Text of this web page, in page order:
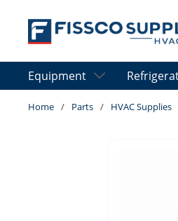
Skip to main content
Equipment
Home / Parts / HVAC Supplies